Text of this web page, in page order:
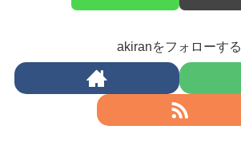
akiranをフォローする